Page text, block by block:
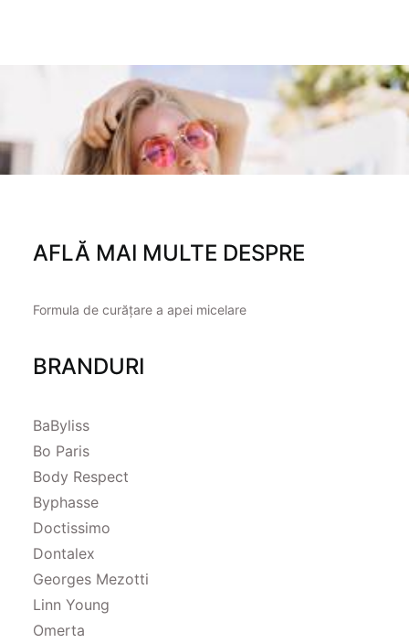
AFLĂ MAI MULTE DESPRE
Formula de curățare a apei micelare
BRANDURI
BaByliss
Bo Paris
Body Respect
Byphasse
Doctissimo
Dontalex
Georges Mezotti
Linn Young
Omerta